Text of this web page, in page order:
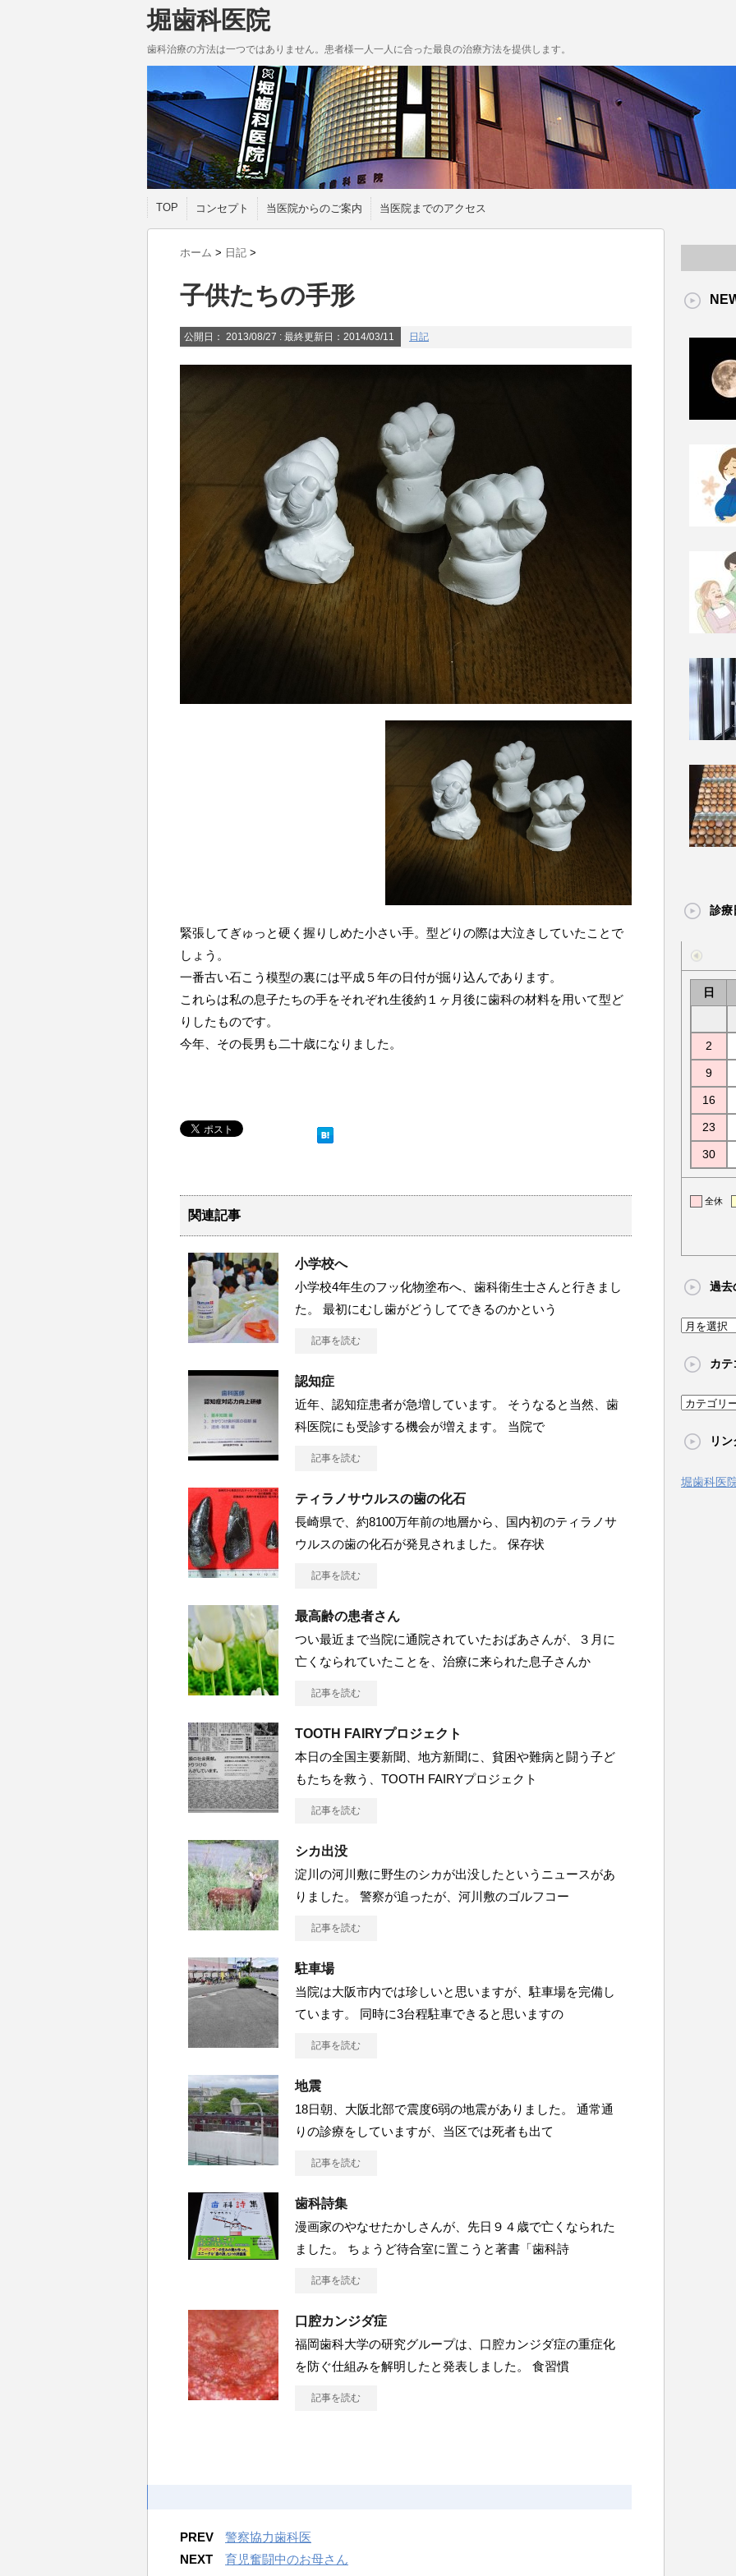
堀歯科医院
歯科治療の方法は一つではありません。患者様一人一人に合った最良の治療方法を提供します。
TOP コンセプト 当医院からのご案内 当医院までのアクセス
ホーム > 日記 >
子供たちの手形
公開日： 2013/08/27 : 最終更新日：2014/03/11 日記
緊張してぎゅっと硬く握りしめた小さい手。型どりの際は大泣きしていたことで
しょう。
一番古い石こう模型の裏には平成５年の日付が掘り込んであります。
これらは私の息子たちの手をそれぞれ生後約１ヶ月後に歯科の材料を用いて型ど
りしたものです。
今年、その長男も二十歳になりました。
関連記事
小学校へ
小学校4年生のフッ化物塗布へ、歯科衛生士さんと行きまし
た。 最初にむし歯がどうしてできるのかという
記事を読む
認知症
近年、認知症患者が急増しています。 そうなると当然、歯
科医院にも受診する機会が増えます。 当院で
記事を読む
ティラノサウルスの歯の化石
長崎県で、約8100万年前の地層から、国内初のティラノサ
ウルスの歯の化石が発見されました。 保存状
記事を読む
最高齢の患者さん
つい最近まで当院に通院されていたおばあさんが、３月に
亡くなられていたことを、治療に来られた息子さんか
記事を読む
TOOTH FAIRYプロジェクト
本日の全国主要新聞、地方新聞に、貧困や難病と闘う子ど
もたちを救う、TOOTH FAIRYプロジェクト
記事を読む
シカ出没
淀川の河川敷に野生のシカが出没したというニュースがあ
りました。 警察が追ったが、河川敷のゴルフコー
記事を読む
駐車場
当院は大阪市内では珍しいと思いますが、駐車場を完備し
ています。 同時に3台程駐車できると思いますの
記事を読む
地震
18日朝、大阪北部で震度6弱の地震がありました。 通常通
りの診療をしていますが、当区では死者も出て
記事を読む
歯科詩集
漫画家のやなせたかしさんが、先日９４歳で亡くなられた
ました。 ちょうど待合室に置こうと著書「歯科詩
記事を読む
口腔カンジダ症
福岡歯科大学の研究グループは、口腔カンジダ症の重症化
を防ぐ仕組みを解明したと発表しました。 食習慣
記事を読む
PREV
警察協力歯科医
NEXT
育児奮闘中のお母さん
診療
日
2
9
16
23
30
全休
過去
過
の
事
カテ
カ
ゴ
ー
リン
堀歯科医